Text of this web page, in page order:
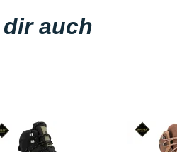
auch